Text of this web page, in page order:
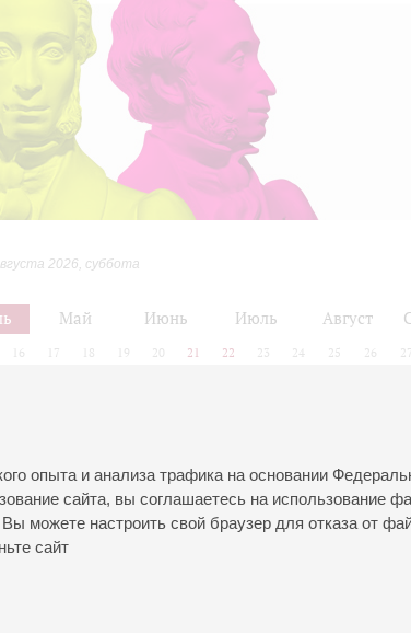
опыта и анализа трафика на основании
сайта, вы соглашаетесь на использование
Вы можете настроить свой браузер для отказа от
сайт
2026, суббота
Май Июнь Июль Август
16 17 18 19 20 21 22 23 24 25 26 27